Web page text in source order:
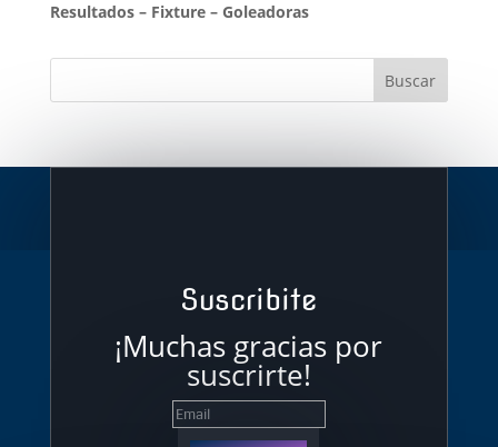
Resultados– Fixture– Goleadoras
Suscribite
¡Muchas gracias por
suscrirte!